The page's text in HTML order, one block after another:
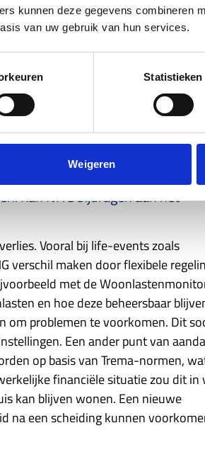
kunnen deze gegevens combineren
van uw gebruik van hun services.
Statistieken
Weigeren
hotels vijf kamers beschikbaar
tijdelijke oplossing is, vond ik het
en schoonmaakorganisaties
kregen, ook konden werken.
dit model duurzaam zou
aan hoe belangrijk het is om werk
Kan NHG bijdragen aan het
Vooral bij life-events zoals
verschil maken door flexibele
met de
en hoe deze beheersbaar
om problemen te voorkomen. Dit
Een ander punt van
op basis van Trema-normen,
financiële situatie zou dit in
kan blijven wonen. Een nieuwe
na een scheiding kunnen